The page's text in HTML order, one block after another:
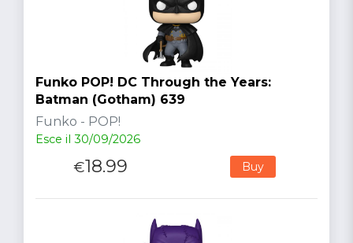
Funko POP! DC Through the Years:
Batman (Gotham) 639
Funko - POP!
Esce il 30/09/2026
€18.99 Buy